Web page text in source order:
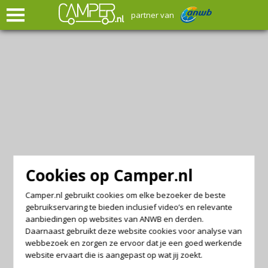
partner van
Cookies op Camper.nl
Camper.nl gebruikt cookies om elke bezoeker de beste
gebruikservaring te bieden inclusief video’s en relevante
aanbiedingen op websites van ANWB en derden.
Daarnaast gebruikt deze website cookies voor analyse van
webbezoek en zorgen ze ervoor dat je een goed werkende
website ervaart die is aangepast op wat jij zoekt.